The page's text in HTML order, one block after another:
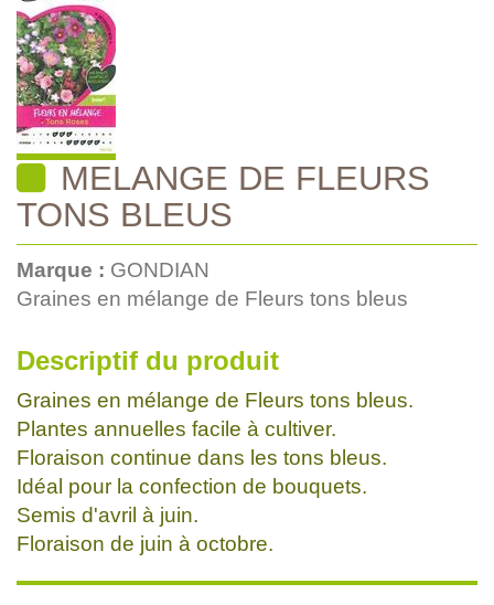
MELANGE DE FLEURS
TONS BLEUS
Marque : GONDIAN
Graines en mélange de Fleurs tons bleus
Descriptif du produit
Graines en mélange de Fleurs tons bleus.
Plantes annuelles facile à cultiver.
Floraison continue dans les tons bleus.
Idéal pour la confection de bouquets.
Semis d'avril à juin.
Floraison de juin à octobre.